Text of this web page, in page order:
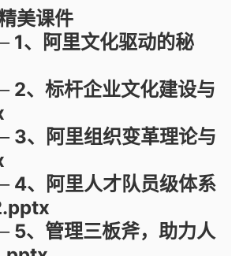
美课件
1、阿里文化驱动的秘
2、标杆企业文化建设与
3、阿里组织变革理论与
4、阿里人才队员级体系
5、管理三板斧，助力人